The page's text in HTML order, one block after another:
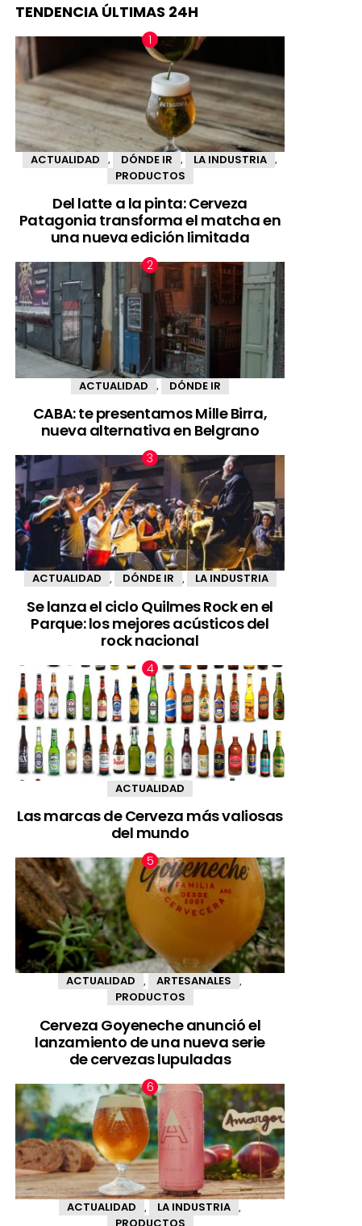
TENDENCIA ÚLTIMAS 24H
ACTUALIDAD , DÓNDE IR , LA INDUSTRIA ,
PRODUCTOS
Del latte a la pinta: Cerveza
Patagonia transforma el matcha en
una nueva edición limitada
ACTUALIDAD DÓNDE IR
CABA: te presentamos Mille Birra,
nueva alternativa en Belgrano
ACTUALIDAD DÓNDE IR LA INDUSTRIA
Se lanza el ciclo Quilmes Rock en el
Parque: los mejores acústicos del
rock nacional
ACTUALIDAD
Las marcas de Cerveza más valiosas
del mundo
ACTUALIDAD ARTESANALES
PRODUCTOS
Cerveza Goyeneche anunció el
lanzamiento de una nueva serie
de cervezas lupuladas
ACTUALIDAD LA INDUSTRIA